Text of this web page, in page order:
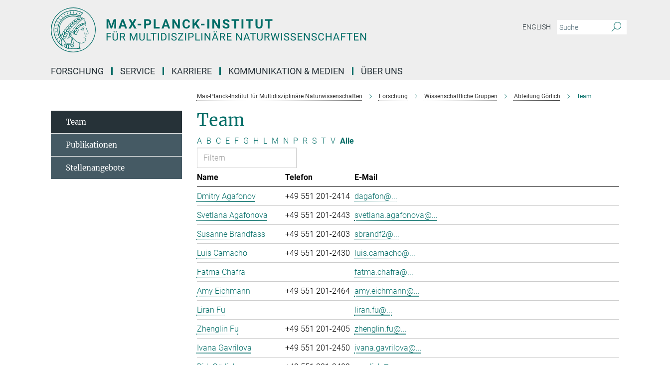
ENGLISH
FORSCHUNG SERVICE KARRIERE KOMMUNIKATION & MEDIEN ÜBER UNS
Max-Planck-Institut für Multidisziplinäre Naturwissenschaften Forschung Wissenschaftliche Gruppen Abteilung Görlich Team
Team
A B C E F G H L M N P R S T V Alle
Name Telefon
E-Mail
Dmitry Agafonov
+49 551 201-2414 dagafon@...
Svetlana Agafonova
+49 551 201-2443 svetlana.agafonova@...
Susanne Brandfass
+49 551 201-2403 sbrandf2@...
Luis Camacho
+49 551 201-2430 luis.camacho@...
Fatma Chafra
fatma.chafra@...
Amy Eichmann
+49 551 201-2464 amy.eichmann@...
Liran Fu
liran.fu@...
Zhenglin Fu
+49 551 201-2405 zhenglin.fu@...
Ivana Gavrilova
+49 551 201-2450 ivana.gavrilova@...
Team
Publikationen
Stellenangebote